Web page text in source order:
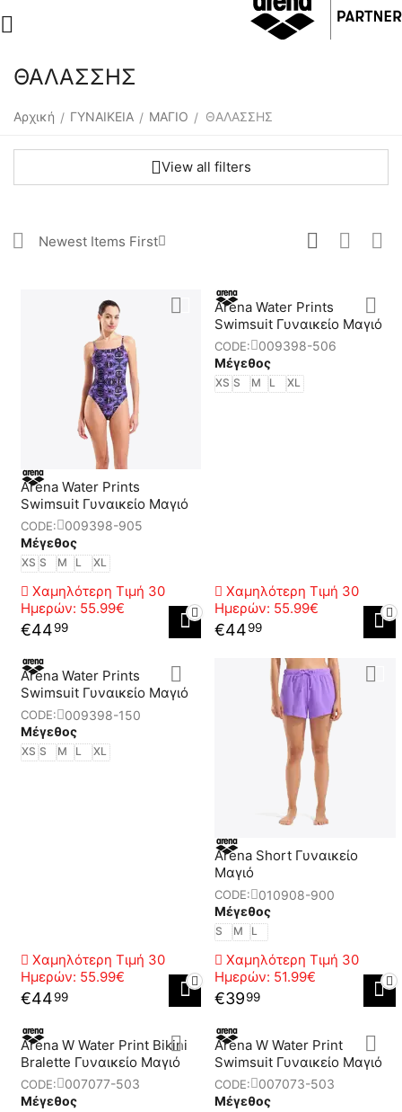
ΘΑΛΑΣΣΗΣ
Αρχική / ΓΥΝΑΙΚΕΙΑ / ΜΑΓΙΟ / ΘΑΛΑΣΣΗΣ
View all filters
Newest Items First
Arena Water Prints
Swimsuit Γυναικείο Μαγιό
CODE:
009398-905
Μέγεθος
XS S M L XL
Χαμηλότερη Τιμή 30
Ημερών: 55.99€
€4499
Arena Water Prints
Swimsuit Γυναικείο Μαγιό
CODE:
009398-506
Μέγεθος
XS S M L XL
Χαμηλότερη Τιμή 30
Ημερών: 55.99€
€4499
Arena Water Prints
Swimsuit Γυναικείο Μαγιό
CODE:
009398-150
Μέγεθος
XS S M L XL
Χαμηλότερη Τιμή 30
Ημερών: 55.99€
€4499
Arena Short Γυναικείο
Μαγιό
CODE:
010908-900
Μέγεθος
S M L
Χαμηλότερη Τιμή 30
Ημερών: 51.99€
€3999
Arena W Water Print Bikini
Bralette Γυναικείο Μαγιό
CODE:
007077-503
Μέγεθος
Arena W Water Print
Swimsuit Γυναικείο Μαγιό
CODE:
007073-503
Μέγεθος